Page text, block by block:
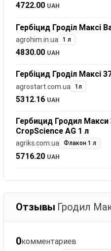
4722.00 UAH
Гербіцид Гроділ Максі
agrohim.in.ua 1 л
4830.00 UAH
Гербіцид Гроділ Максі
agrostart.com.ua 1л
5312.16 UAH
Гербицид Гродил Макси
CropScience AG 1 л
agriks.com.ua Флакон 1 л
5716.20 UAH
Отзывы Гродил
0комментариев